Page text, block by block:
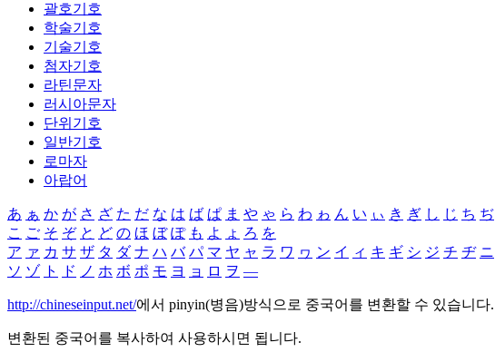
괄호기호
학술기호
기술기호
첨자기호
라틴문자
러시아문자
단위기호
일반기호
로마자
아랍어
あ ぁ か が さ ざ た だ な は ば ぱ ま や ゃ ら わ ゎ ん い ぃ き ぎ し じ ち ぢ
こ ご そ ぞ と ど の ほ ぼ ぽ も よ ょ ろ を
ア ァ カ サ ザ タ ダ ナ ハ バ パ マ ヤ ャ ラ ワ ヮ ン イ ィ キ ギ シ ジ チ ヂ ニ
ソ ゾ ト ド ノ ホ ボ ポ モ ヨ ョ ロ ヲ ―
http://chineseinput.net/에서 pinyin(병음)방식으로 중국어를 변환할 수 있습니다.
변환된 중국어를 복사하여 사용하시면 됩니다.